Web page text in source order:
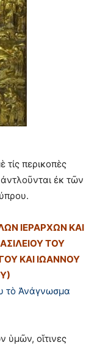
τίς περικοπὲς
ἐκ τῶν
ΙΕΡΑΡΧΩΝ ΚΑΙ
ΤΟΥ
ΚΑΙ ΙΩΑΝΝΟΥ
τὸ Ἀνάγνωσμα
ὑμῶν, οἵτινες